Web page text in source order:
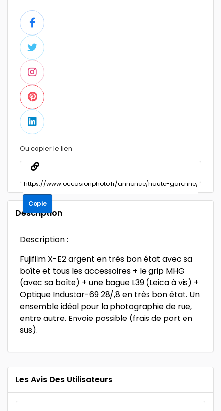
Ou copier le lien
Copie
Description
Description :
Fujifilm X-E2 argent en très bon état avec sa
boîte et tous les accessoires + le grip MHG
(avec sa boîte) + une bague L39 (Leica à vis) +
Optique Industar-69 28/,8 en très bon état. Un
ensemble idéal pour la photographie de rue,
entre autre. Envoie possible (frais de port en
sus).
Les Avis Des Utilisateurs